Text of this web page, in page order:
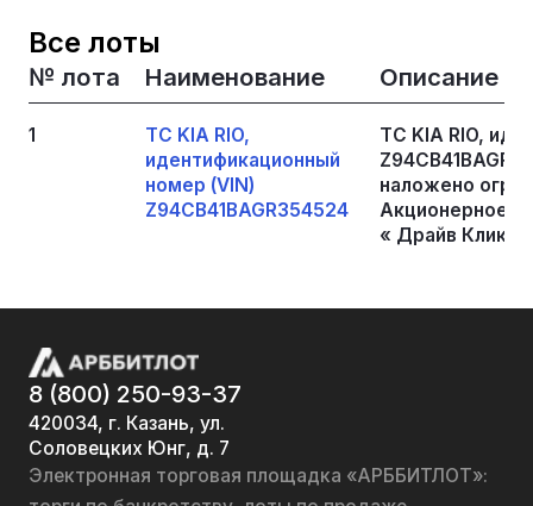
Все лоты
№ лота Наименование Описание
1
ТС KIA RIO,
идентификационный
номер (VIN)
Z94CB41BAGR354524
ТС KIA RIO,
наложено
Акционерное
« Драйв Клик
8 (800) 250-93-37
420034, г. Казань, ул.
Соловецких Юнг, д. 7
Электронная торговая площадка «АРББИТЛОТ»: